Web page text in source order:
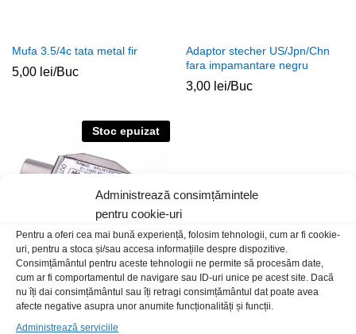
Administrează consimțămintele
pentru cookie-uri
Pentru a oferi cea mai bună experiență, folosim tehnologii, cum ar fi cookie-
uri, pentru a stoca și/sau accesa informațiile despre dispozitive.
Consimțământul pentru aceste tehnologii ne permite să procesăm date,
cum ar fi comportamentul de navigare sau ID-uri unice pe acest site. Dacă
nu îți dai consimțământul sau îți retragi consimțământul dat poate avea
afecte negative asupra unor anumite funcționalități și funcții.
Administrează serviciile
Mufa 3.5/4c tata metal fir
5,00 lei/Buc
Adaptor stecher US/Jpn/Chn
fara impamantare negru
3,00 lei/Buc
Stoc epuizat
Splitter 2c CATV TV-2TV T-M
Adapt USB A 3.0-Tip C m-t
OTG 20cm KM